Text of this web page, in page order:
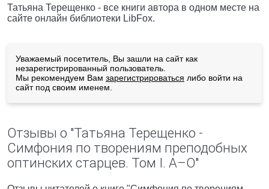
Татьяна Терещенко - все книги автора в одном месте на
сайте онлайн библиотеки LibFox.
Уважаемый посетитель, Вы зашли на сайт как
незарегистрированный пользователь.
Мы рекомендуем Вам зарегистрироваться либо войти на
сайт под своим именем.
Отзывы о "Татьяна Терещенко -
Симфония по творениям преподобных
оптинских старцев. Том I. А–О"